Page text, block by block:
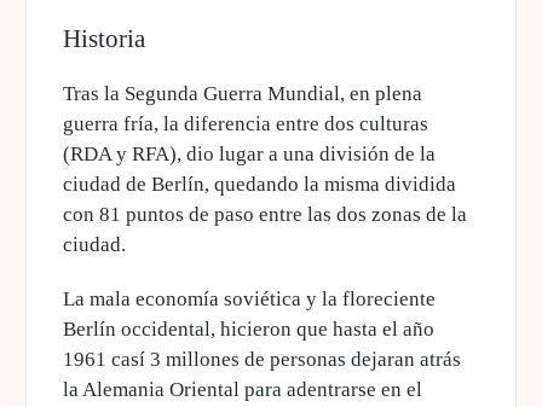
Historia
Trasla Segunda Guerra Mundial, en plena
guerra fría, la diferencia entre dos culturas
(RDA y RFA), dio lugar a una división de la
ciudad de Berlín, quedando la misma dividida
con81 puntos de paso entre las dos zonas de la
ciudad.
La mala economía soviética y la floreciente
Berlín occidental, hicieron que hastael año
1961 casí 3 millones de personas dejaran atrás
la Alemania Orientalpara adentrarse en el